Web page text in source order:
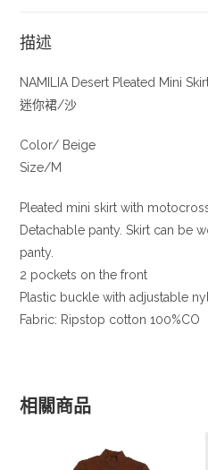
描述
NAMILIA Desert Pleated Mini
迷你裙/沙
Color/ Beige
Size/M
Pleated mini skirt with
Detachable panty. Skirt can be
panty.
2 pockets on the front
Plastic buckle with adjustable
Fabric: Ripstop cotton 100%CO
相關商品